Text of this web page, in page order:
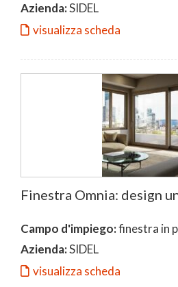
Azienda:SIDEL
visualizza scheda
Finestra Omnia: design
Campo d'impiego:finestra in
Azienda:SIDEL
visualizza scheda